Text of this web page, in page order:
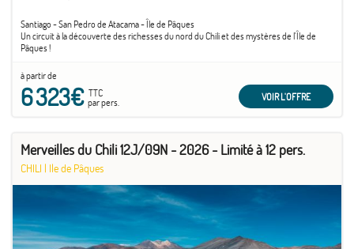
Santiago - San Pedro de Atacama - Île de Pâques
Un circuit à la découverte des richesses du nord du Chili et des mystères de l'Île de
Pâques !
à partir de
6 323€TTC
par pers.
VOIR L'OFFRE
Merveilles du Chili 12J/09N - 2026 - Limité à 12 pers.
CHILI | Ile de Pâques